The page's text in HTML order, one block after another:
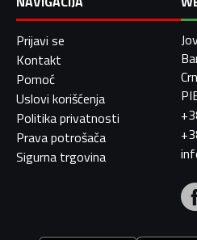
Prijavi se
Kontakt
Pomoć
Uslovi korišćenja
Politika privatnosti
Prava potrošača
Sigurna trgovina